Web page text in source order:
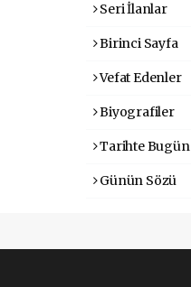
Seri İlanlar
Birinci Sayfa
Vefat Edenler
Biyografiler
Tarihte Bugün
Günün Sözü